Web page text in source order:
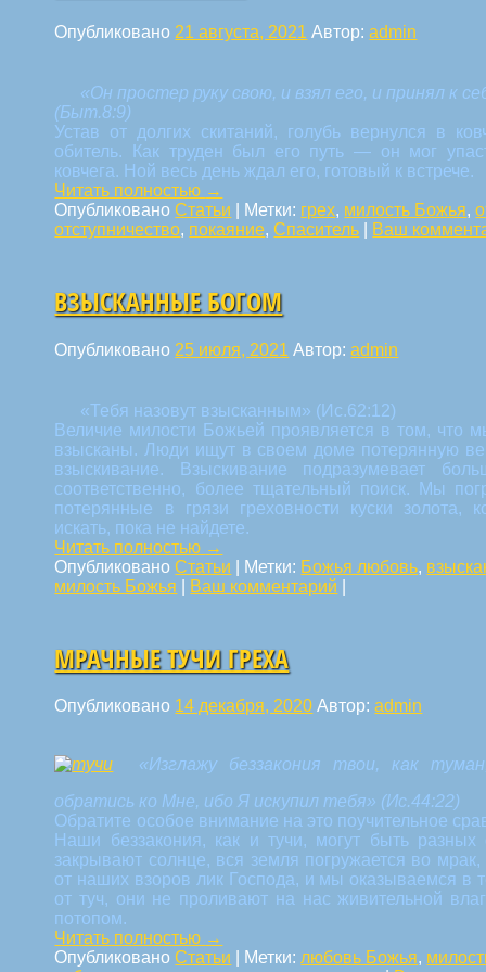
Опубликовано 21 августа, 2021 Автор:admin
«Он простер руку свою, и взял его, и принял к
(Быт.8:9)
Устав от долгих скитаний, голубь вернулся в
обитель. Как труден был его путь — он мог
ковчега. Ной весь день ждал его, готовый к встрече.
Читать полностью →
ОпубликованоСтатьи Метки: грех, милость Божья,
отступничество, покаяние,Спаситель Ваш
ВЗЫСКАННЫЕ БОГОМ
Опубликовано 25 июля, 2021 Автор:admin
«Тебя назовут взысканным» (Ис.62:12)
Величие милости Божьей проявляется в том, что
взысканы. Люди ищут в своем доме потерянную
взыскивание. Взыскивание подразумевает
соответственно, более тщательный поиск. Мы
потерянные в грязи греховности куски золота,
искать, пока не найдете.
Читать полностью →
ОпубликованоСтатьи Метки: Божья любовь,
милость Божья
Ваш комментарий
МРАЧНЫЕ ТУЧИ ГРЕХА
Опубликовано 14 декабря, 2020 Автор:admin
«Изглажу беззакония твои, как
обратись ко Мне, ибо Я искупил тебя» (Ис.44:22)
Обратите особое внимание на это поучительное
Наши беззакония, как и тучи, могут быть
закрывают солнце, вся земля погружается во
от наших взоров лик Господа, и мы оказываемся в
от туч, они не проливают на нас живительной
потопом.
Читать полностью →
ОпубликованоСтатьи Метки:любовь Божья,